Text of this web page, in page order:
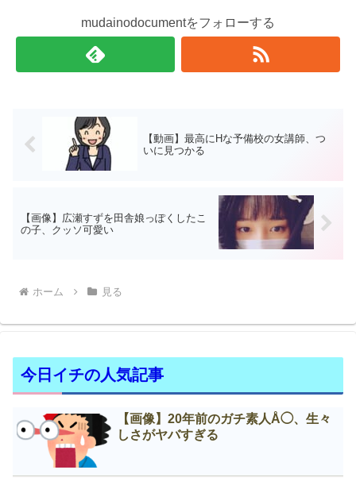
mudainodocumentをフォローする
【動画】最高にHな予備校の女講師、つ
いに見つかる
【画像】広瀬すずを田舎娘っぽくしたこ
の子、クッソ可愛い
ホーム 見る
今日イチの人気記事
【画像】20年前のガチ素人Å◯、生々
しさがヤバすぎる